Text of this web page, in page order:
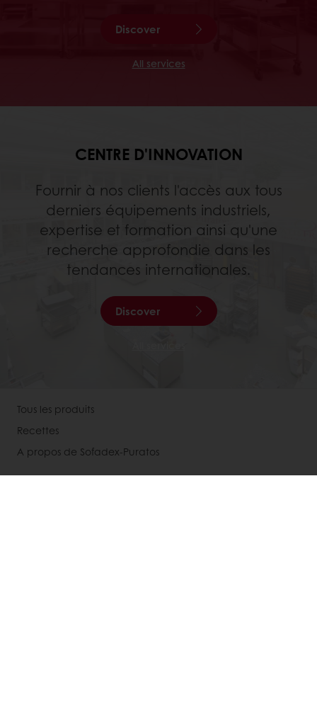
Discover
All services
CENTRE D'INNOVATION
Fournir à nos clients l'accès aux tous
derniers équipements industriels,
expertise et formation ainsi qu'une
recherche approfondie dans les
tendances internationales.
Discover
Tous les produits
Recettes
A propos de Sofadex-Puratos